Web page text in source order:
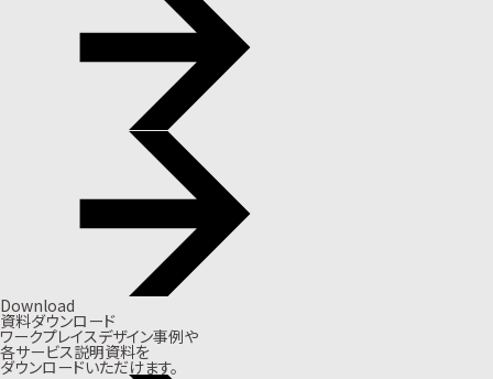
Download
資料ダウンロード
ワークプレイスデザイン事例や
各サービス説明資料を
ダウンロードいただけます。